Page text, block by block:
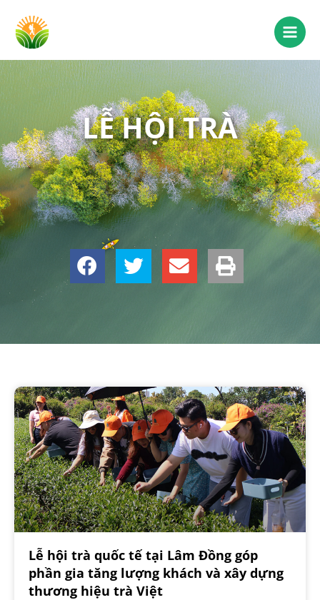
LỄ HỘI TRÀ
Lễ hội trà quốc tế tại Lâm Đồng góp
phần gia tăng lượng khách và xây dựng
thương hiệu trà Việt